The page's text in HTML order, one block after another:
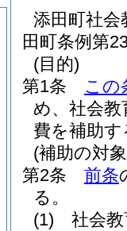
添田町社会
田町条例第
(目的)
第1条
この
め、社会
費を補助
(補助の対
第2条
前条
る。
(1)
社会